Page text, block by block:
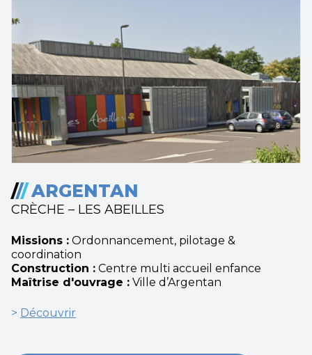
/// ARGENTAN
CRÈCHE – LES ABEILLES
Missions : Ordonnancement, pilotage &
coordination
Construction : Centre multi accueil enfance
Maîtrise d'ouvrage : Ville d’Argentan
> Découvrir